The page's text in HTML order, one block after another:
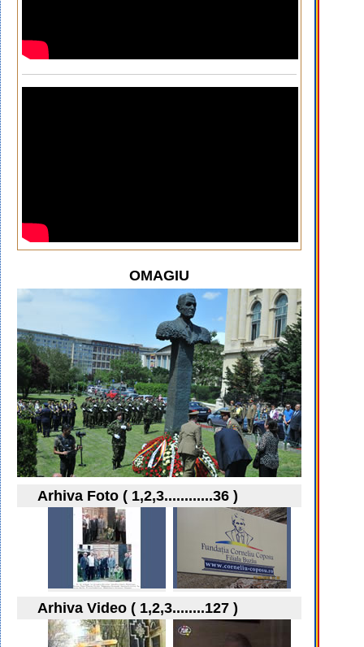
OMAGIU
Arhiva Foto ( 1,2,3............36 )
Arhiva Video ( 1,2,3........127 )